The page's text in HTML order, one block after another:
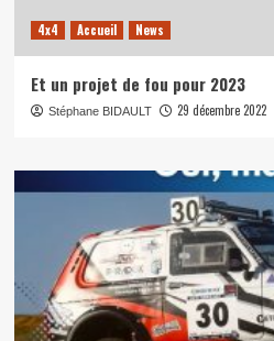
4x4 Accueil News
Et un projet de fou pour 2023
Stéphane BIDAULT 29 décembre 2022